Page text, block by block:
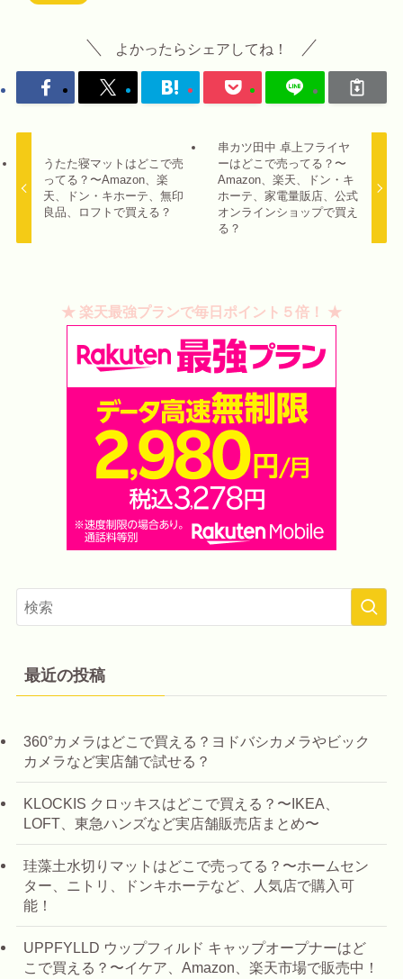
よかったらシェアしてね！
うたた寝マットはどこで売
ってる？〜Amazon、楽
天、ドン・キホーテ、無印
良品、ロフトで買える？
串カツ田中 卓上フライヤ
ーはどこで売ってる？〜
Amazon、楽天、ドン・キ
ホーテ、家電量販店、公式
オンラインショップで買え
る？
★ 楽天最強プランで毎日ポイント５倍！ ★
最近の投稿
360°カメラはどこで買える？ヨドバシカメラやビック
カメラなど実店舗で試せる？
KLOCKIS クロッキスはどこで買える？〜IKEA、
LOFT、東急ハンズなど実店舗販売店まとめ〜
珪藻土水切りマットはどこで売ってる？〜ホームセン
ター、ニトリ、ドンキホーテなど、人気店で購入可
能！
UPPFYLLD ウップフィルド キャップオープナーはど
こで買える？〜イケア、Amazon、楽天市場で販売中！